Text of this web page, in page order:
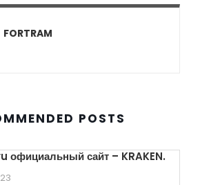
FORTRAM
POSTS
официальный сайт – KRAKEN.